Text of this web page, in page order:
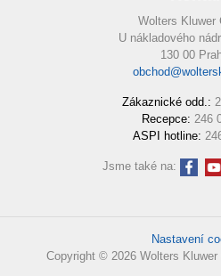
Wolters Kluwer
U nákladového
130 00
Zákaznické odd.:
Recepce: 246
ASPI hotline:
Jsme také na:
Nastavení
Copyright © 2026 Wolters